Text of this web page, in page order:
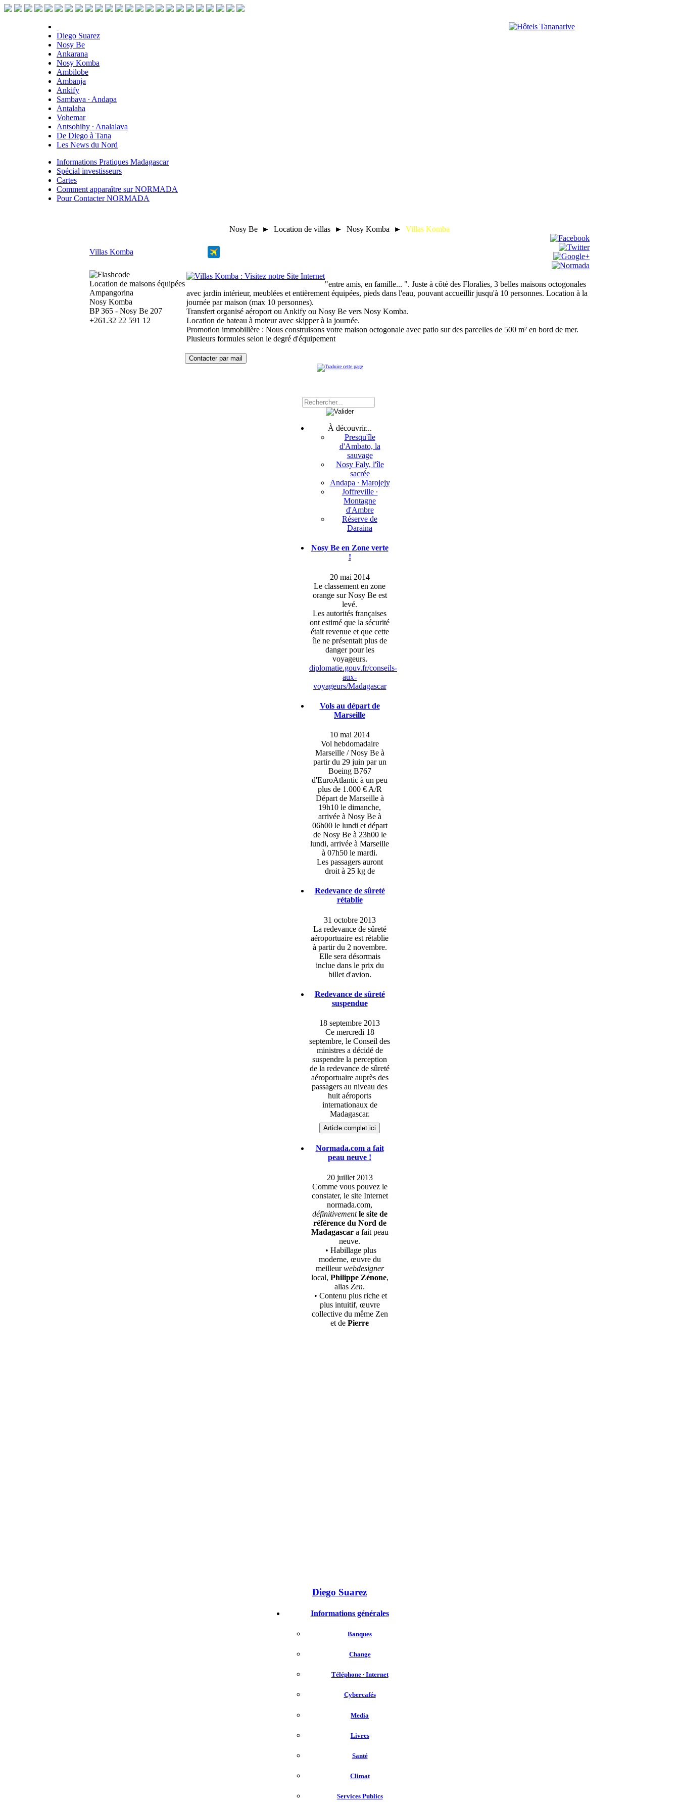
Diego Suarez
Nosy Be
Ankarana
Nosy Komba
Ambilobe
Ambanja
Ankify
Sambava ∙ Andapa
Antalaha
Vohemar
Antsohihy ∙ Analalava
De Diego à Tana
Les News du Nord
Informations Pratiques Madagascar
Spécial investisseurs
Cartes
Comment apparaître sur NORMADA
Pour Contacter NORMADA
Nosy Be ► Location de villas ► Nosy Komba ► Villas Komba
Villas Komba
Location de maisons équipées
Ampangorina
Nosy Komba
BP 365 - Nosy Be 207
+261.32 22 591 12
"entre amis, en famille... ". Juste à côté des Floralies, 3 belles maisons octogonales
avec jardin intérieur, meublées et entièrement équipées, pieds dans l'eau, pouvant accueillir jusqu'à 10 personnes. Location à la
journée par maison (max 10 personnes).
Transfert organisé aéroport ou Ankify ou Nosy Be vers Nosy Komba.
Location de bateau à moteur avec skipper à la journée.
Promotion immobilière : Nous construisons votre maison octogonale avec patio sur des parcelles de 500 m² en bord de mer.
Plusieurs formules selon le degré d'équipement
À découvrir...
Presqu'île
d'Ambato, la
sauvage
Nosy Faly, l'île
sacrée
Andapa ∙ Marojejy
Joffreville ∙
Montagne
d'Ambre
Réserve de
Daraina
Nosy Be en Zone verte
!
20 mai 2014
Le classement en zone
orange sur Nosy Be est
levé.
Les autorités françaises
ont estimé que la sécurité
était revenue et que cette
île ne présentait plus de
danger pour les
voyageurs.
diplomatie.gouv.fr/conseils-
aux-
voyageurs/Madagascar
Vols au départ de
Marseille
10 mai 2014
Vol hebdomadaire
Marseille / Nosy Be à
partir du 29 juin par un
Boeing B767
d'EuroAtlantic à un peu
plus de 1.000 € A/R
Départ de Marseille à
19h10 le dimanche,
arrivée à Nosy Be à
06h00 le lundi et départ
de Nosy Be à 23h00 le
lundi, arrivée à Marseille
à 07h50 le mardi.
Les passagers auront
droit à 25 kg de
Redevance de sûreté
rétablie
31 octobre 2013
La redevance de sûreté
aéroportuaire est rétablie
à partir du 2 novembre.
Elle sera désormais
inclue dans le prix du
billet d'avion.
Redevance de sûreté
suspendue
18 septembre 2013
Ce mercredi 18
septembre, le Conseil des
ministres a décidé de
suspendre la perception
de la redevance de sûreté
aéroportuaire auprès des
passagers au niveau des
huit aéroports
internationaux de
Madagascar.
Article complet ici
Normada.com a fait
peau neuve !
20 juillet 2013
Comme vous pouvez le
constater, le site Internet
normada.com,
définitivement le site de
référence du Nord de
Madagascara fait peau
neuve.
• Habillage plus
moderne, œuvre du
meilleurwebdesigner
local, Philippe Zénone,
alias Zen.
• Contenu plus riche et
plus intuitif, œuvre
collective du même Zen
et de Pierre
Diego Suarez
Informations générales
Banques
Change
Téléphone ∙ Internet
Cybercafés
Media
Livres
Santé
Climat
Services Publics